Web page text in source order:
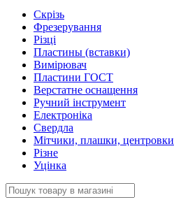
Скрізь
Фрезерування
Різці
Пластины (вставки)
Вимірювач
Пластини ГОСТ
Верстатне оснащення
Ручний інструмент
Електроніка
Свердла
Мітчики, плашки, центровки
Різне
Уцінка